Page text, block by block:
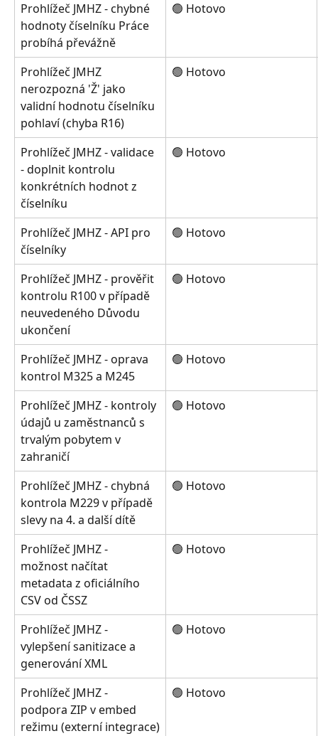
Prohlížeč JMHZ - chybné
hodnoty číselníku Práce
probíhá převážně
🟢 Hotovo
Prohlížeč JMHZ
nerozpozná 'Ž' jako
validní hodnotu číselníku
pohlaví (chyba R16)
🟢 Hotovo
Prohlížeč JMHZ - validace
- doplnit kontrolu
konkrétních hodnot z
číselníku
🟢 Hotovo
Prohlížeč JMHZ - API pro
číselníky
🟢 Hotovo
Prohlížeč JMHZ - prověřit
kontrolu R100 v případě
neuvedeného Důvodu
ukončení
🟢 Hotovo
Prohlížeč JMHZ - oprava
kontrol M325 a M245
🟢 Hotovo
Prohlížeč JMHZ - kontroly
údajů u zaměstnanců s
trvalým pobytem v
zahraničí
🟢 Hotovo
Prohlížeč JMHZ - chybná
kontrola M229 v případě
slevy na 4. a další dítě
🟢 Hotovo
Prohlížeč JMHZ -
možnost načítat
metadata z oficiálního
CSV od ČSSZ
🟢 Hotovo
Prohlížeč JMHZ -
vylepšení sanitizace a
generování XML
🟢 Hotovo
Prohlížeč JMHZ -
podpora ZIP v embed
režimu (externí integrace)
🟢 Hotovo